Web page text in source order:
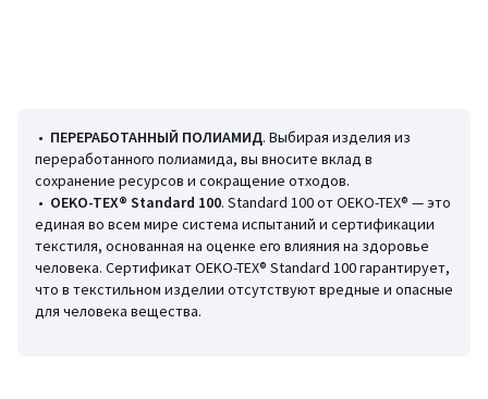
Состав и уход
• 85% полиамид, 15% эластан
• Переработанный полиамид минимум на 50%
• Следуйте рекомендациям по уходу, указанным на этикетке
изделия
• ПЕРЕРАБОТАННЫЙ ПОЛИАМИД. Выбирая изделия из
переработанного полиамида, вы вносите вклад в
сохранение ресурсов и сокращение отходов.
• OEKO-TEX® Standard 100. Standard 100 от OEKO-TEX® — это
единая во всем мире система испытаний и сертификации
текстиля, основанная на оценке его влияния на здоровье
человека. Сертификат OEKO-TEX® Standard 100 гарантирует,
что в текстильном изделии отсутствуют вредные и опасные
для человека вещества.